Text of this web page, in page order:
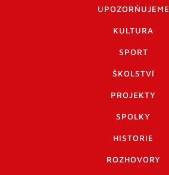
UPOZORŇUJEME
KULTURA
SPORT
ŠKOLSTVÍ
PROJEKTY
SPOLKY
HISTORIE
ROZHOVORY